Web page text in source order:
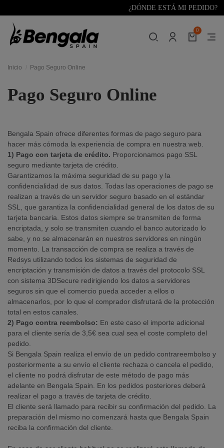
¿DÓNDE ESTÁ MI PEDIDO?
0
Inicio Pago Seguro Online
Pago Seguro Online
Bengala Spain ofrece diferentes formas de pago seguro para
hacer más cómoda la experiencia de compra en nuestra web.
1) Pago con tarjeta de crédito. Proporcionamos pago SSL
seguro mediante tarjeta de crédito.
Garantizamos la máxima seguridad de su pago y la
confidencialidad de sus datos. Todas las operaciones de pago se
realizan a través de un servidor seguro basado en el estándar
SSL, que garantiza la confidencialidad general de los datos de su
tarjeta bancaria. Estos datos siempre se transmiten de forma
encriptada, y solo se transmiten cuando el banco autorizado lo
sabe, y no se almacenarán en nuestros servidores en ningún
momento. La transacción de compra se realiza a través de
Redsys utilizando todos los sistemas de seguridad de
encriptación y transmisión de datos a través del protocolo SSL
con sistema 3DSecure redirigiendo los datos a servidores
seguros sin que el comercio pueda acceder a ellos o
almacenarlos, por lo que el comprador disfrutará de la protección
total en estos canales.
2) Pago contra reembolso: En este caso el importe adicional
para el cliente sería de 3,5€ sea cual sea el coste completo del
pedido.
Si Bengala Spain realiza el envío de un pedido contrareembolso y
posteriormente a su envío el cliente rechaza o cancela el pedido,
el cliente no podrá disfrutar de este método de pago más
adelante en Bengala Spain. En los pedidos posteriores deberá
realizar el pago a través de tarjeta de crédito.
El cliente será llamado para recibir su confirmación del pedido. La
preparación del mismo no comenzará hasta que Bengala Spain
reciba la confirmación del cliente.